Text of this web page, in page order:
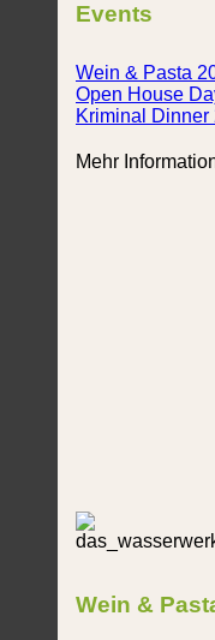
Events
Wein & Pasta
Open House
Kriminal Dinner
Mehr
Wein &